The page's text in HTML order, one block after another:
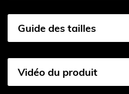
Guide des tailles
Vidéo du produit